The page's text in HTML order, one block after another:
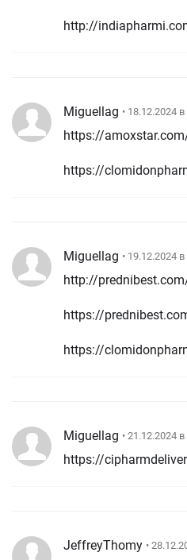
http://
Miguellag • 18.12.2024
https://
https://
Miguellag • 19.12.2024
http://
https://
https://
Miguellag • 21.12.2024
https://
JeffreyThomy •